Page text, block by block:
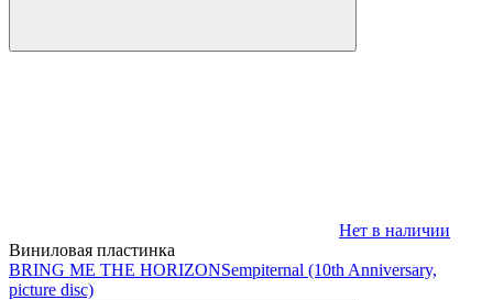
Нет в наличии
Виниловая пластинка
BRING ME THE HORIZONSempiternal (10th Anniversary,
picture disc)